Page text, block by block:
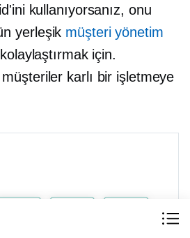
kullanıyorsanız, onu
yerleşik müşteri yönetim
için.
karlı bir işletmeye